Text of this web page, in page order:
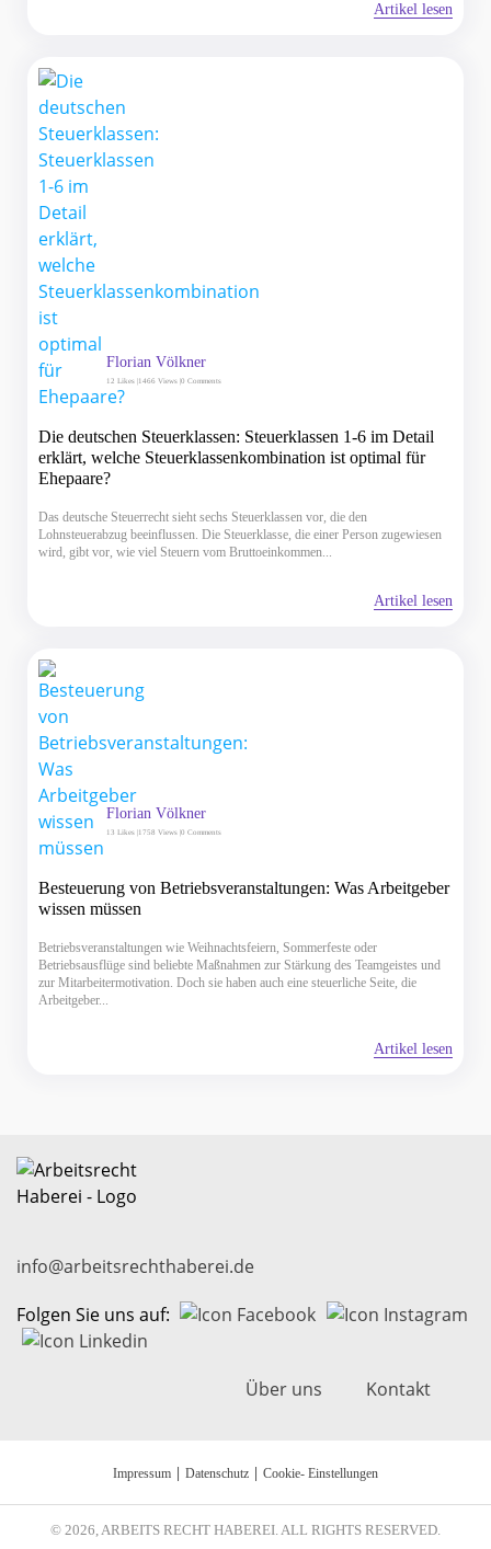
Artikel lesen
Florian Völkner
12 Likes | 1466 Views |0 Comments
Die deutschen Steuerklassen: Steuerklassen 1-6 im Detail
erklärt, welche Steuerklassenkombination ist optimal für
Ehepaare?
Das deutsche Steuerrecht sieht sechs Steuerklassen vor, die den
Lohnsteuerabzug beeinflussen. Die Steuerklasse, die einer Person zugewiesen
wird, gibt vor, wie viel Steuern vom Bruttoeinkommen...
Artikel lesen
Florian Völkner
13 Likes | 1758 Views |0 Comments
Besteuerung von Betriebsveranstaltungen: Was Arbeitgeber
wissen müssen
Betriebsveranstaltungen wie Weihnachtsfeiern, Sommerfeste oder
Betriebsausflüge sind beliebte Maßnahmen zur Stärkung des Teamgeistes und
zur Mitarbeitermotivation. Doch sie haben auch eine steuerliche Seite, die
Arbeitgeber...
Artikel lesen
info@arbeitsrechthaberei.de
Folgen Sie uns auf:
Über uns Kontakt
© 2026, ARBEITS RECHT HABEREI. ALL RIGHTS RESERVED.
Impressum | Datenschutz | Cookie- Einstellungen